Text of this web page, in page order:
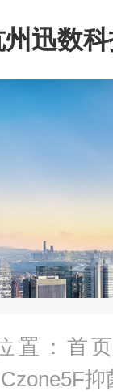
迅数
置： 首页
抑